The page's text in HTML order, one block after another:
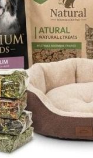
w
życia sklepu